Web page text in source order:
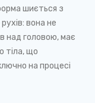
шиється з
вона не
над головою, має
тіла, що
на процесі